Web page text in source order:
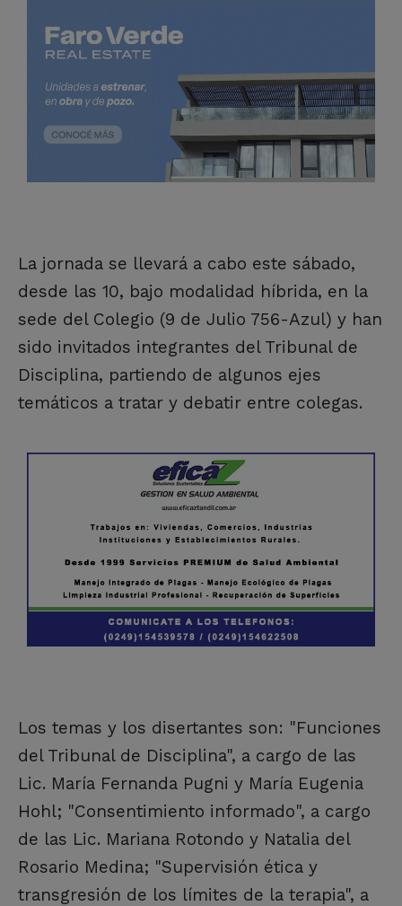
La jornada se llevará a cabo este sábado,
desde las 10, bajo modalidad híbrida, en la
sede del Colegio (9 de Julio 756-Azul) y han
sido invitados integrantes del Tribunal de
Disciplina, partiendo de algunos ejes
temáticos a tratar y debatir entre colegas.
Los temas y los disertantes son: "Funciones
del Tribunal de Disciplina", a cargo de las
Lic. María Fernanda Pugni y María Eugenia
Hohl; "Consentimiento informado", a cargo
de las Lic. Mariana Rotondo y Natalia del
Rosario Medina; "Supervisión ética y
transgresión de los límites de la terapia", a